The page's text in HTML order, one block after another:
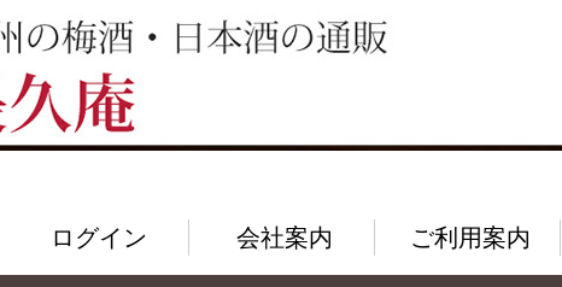
ログイン 会社案内 ご利用案内